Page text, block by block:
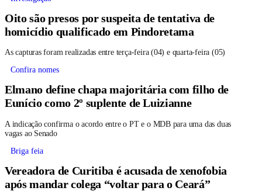
Oito são presos por suspeita de tentativa de
homicídio qualificado em Pindoretama
As capturas foram realizadas entre terça-feira (04) e quarta-feira (05)
Confira nomes
Elmano define chapa majoritária com filho de
Eunício como 2º suplente de Luizianne
A indicação confirma o acordo entre o PT e o MDB para uma das duas
vagas ao Senado
Briga feia
Vereadora de Curitiba é acusada de xenofobia
após mandar colega “voltar para o Ceará”